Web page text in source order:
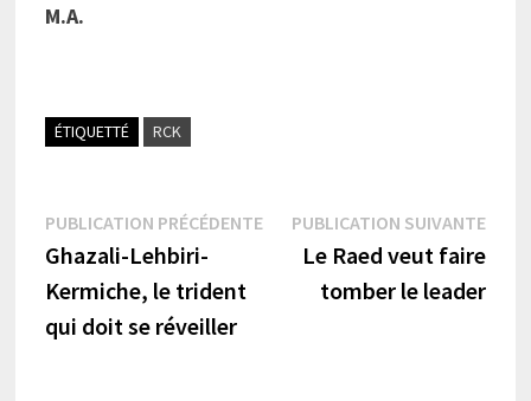
M.A.
ÉTIQUETTÉ RCK
Navigation
de
l’article
PUBLICATION PRÉCÉDENTEPublication
précédente :
Ghazali-Lehbiri-
Kermiche, le trident
qui doit se réveiller
PUBLICATION SUIVANTE
Le Raed veut faire
tomber le leader